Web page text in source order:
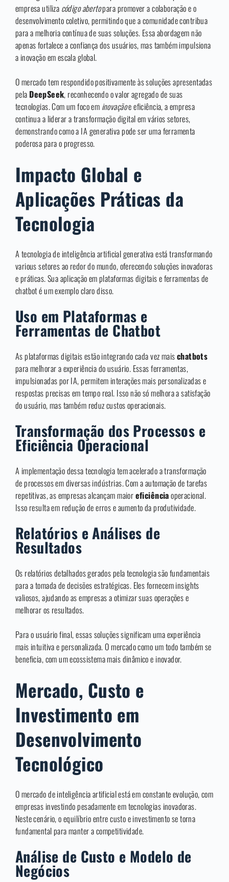
empresa utiliza código abertopara promover a colaboração e o
desenvolvimento coletivo, permitindo que a comunidade contribua
para a melhoria contínua de suas soluções. Essa abordagem não
apenas fortalece a confiança dos usuários, mas também impulsiona
a inovação em escala global.
O mercado tem respondido positivamente às soluções apresentadas
pela DeepSeek, reconhecendo o valor agregado de suas
tecnologias. Com um foco em inovaçãoe eficiência, a empresa
continua a liderar a transformação digital em vários setores,
demonstrando como a IA generativa pode ser uma ferramenta
poderosa para o progresso.
Impacto Global e
Aplicações Práticas da
Tecnologia
A tecnologia de inteligência artificial generativa está transformando
various setores ao redor do mundo, oferecendo soluções inovadoras
e práticas. Sua aplicação em plataformas digitais e ferramentas de
chatbot é um exemplo claro disso.
Uso em Plataformas e
Ferramentas de Chatbot
As plataformas digitais estão integrando cada vez maischatbots
para melhorar a experiência do usuário. Essas ferramentas,
impulsionadas por IA, permitem interações mais personalizadas e
respostas precisas em tempo real. Isso não só melhora a satisfação
do usuário, mas também reduz custos operacionais.
Transformação dos Processos e
Eficiência Operacional
A implementação dessa tecnologia tem acelerado a transformação
de processos em diversas indústrias. Com a automação de tarefas
repetitivas, as empresas alcançam maioreficiênciaoperacional.
Isso resulta em redução de erros e aumento da produtividade.
Relatórios e Análises de
Resultados
Os relatórios detalhados gerados pela tecnologia são fundamentais
para a tomada de decisões estratégicas. Eles fornecem insights
valiosos, ajudando as empresas a otimizar suas operações e
melhorar os resultados.
Para o usuário final, essas soluções significam uma experiência
mais intuitiva e personalizada. O mercado como um todo também se
beneficia, com um ecossistema mais dinâmico e inovador.
Mercado, Custo e
Investimento em
Desenvolvimento
Tecnológico
O mercado de inteligência artificial está em constante evolução, com
empresas investindo pesadamente em tecnologias inovadoras.
Neste cenário, o equilíbrio entre custo e investimento se torna
fundamental para manter a competitividade.
Análise de Custo e Modelo de
Negócios